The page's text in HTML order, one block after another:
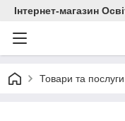
Інтернет-магазин
Товари та послуги